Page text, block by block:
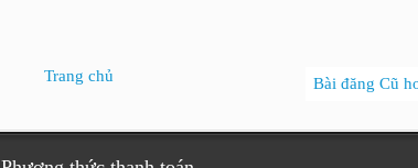
Bài đăng Cũ
Trang chủ